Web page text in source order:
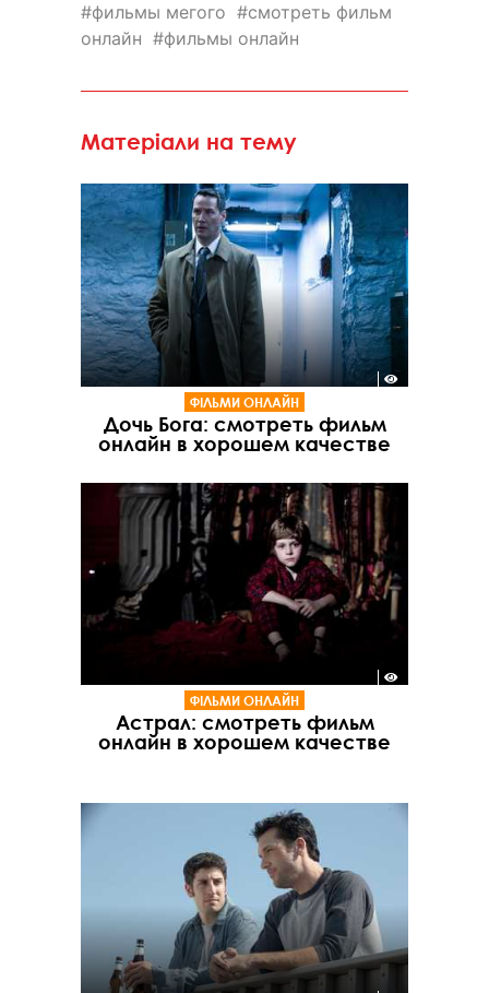
фильмы мегого
смотреть фильм
онлайн
фильмы онлайн
Матеріали на тему
ФІЛЬМИ ОНЛАЙН
Дочь Бога: смотреть фильм
онлайн в хорошем качестве
ФІЛЬМИ ОНЛАЙН
Астрал: смотреть фильм
онлайн в хорошем качестве